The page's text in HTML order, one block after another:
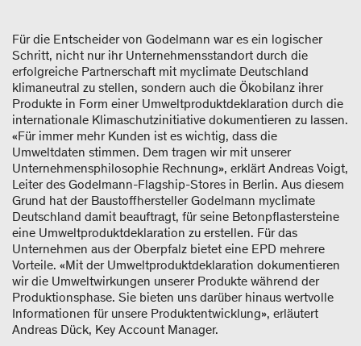
Für die Entscheider von Godelmann war es ein logischer
Schritt, nicht nur ihr Unternehmensstandort durch die
erfolgreiche Partnerschaft mit myclimate Deutschland
klimaneutral zu stellen, sondern auch die Ökobilanz ihrer
Produkte in Form einer Umweltproduktdeklaration durch die
internationale Klimaschutzinitiative dokumentieren zu lassen.
«Für immer mehr Kunden ist es wichtig, dass die
Umweltdaten stimmen. Dem tragen wir mit unserer
Unternehmensphilosophie Rechnung», erklärt Andreas Voigt,
Leiter des Godelmann-Flagship-Stores in Berlin. Aus diesem
Grund hat der Baustoffhersteller Godelmann myclimate
Deutschland damit beauftragt, für seine Betonpflastersteine
eine Umweltproduktdeklaration zu erstellen. Für das
Unternehmen aus der Oberpfalz bietet eine EPD mehrere
Vorteile. «Mit der Umweltproduktdeklaration dokumentieren
wir die Umweltwirkungen unserer Produkte während der
Produktionsphase. Sie bieten uns darüber hinaus wertvolle
Informationen für unsere Produktentwicklung», erläutert
Andreas Dück, Key Account Manager.